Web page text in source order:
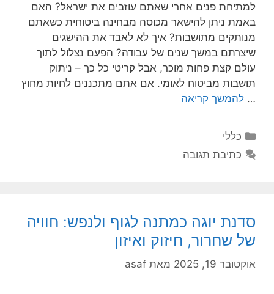
למתיחת פנים אחרי שאתם עוזבים את ישראל? האם
באמת ניתן להישאר מכוסה מבחינה ביטוחית כשאתם
מנותקים מתושבות? איך לא לאבד את ההישגים
שיצרתם במשך שנים של עבודה? הפעם נצלול לתוך
עולם קצת פחות מוכר, אבל קריטי כל כך – ניתוק
תושבות מביטוח לאומי. אם אתם מתכננים לחיות מחוץ
… להמשך קריאה
קטגוריות
כללי
כתיבת תגובה
סדנת יוגה כמתנה לגוף ולנפש: חוויה
של שחרור, חיזוק ואיזון
אוקטובר 19, 2025 מאת asaf